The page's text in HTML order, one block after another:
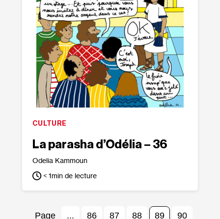
CULTURE
La parasha d’Odélia – 36
Odelia Kammoun
< 1min de lecture
... 86 87 88 89 90